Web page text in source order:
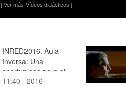
[ Ver más Vídeos didácticos ]
INRED2016. Aula
Inversa: Una
oportunidad para el
Desarrollo de
11:40 · 2016